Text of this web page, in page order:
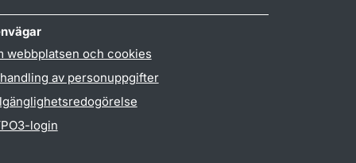
webbplatsen och cookies
av personuppgifter
login